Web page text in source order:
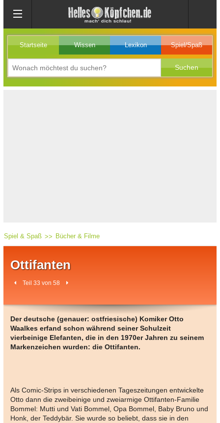
Startseite Wissen Lexikon Spiel/Spaß
Spiel & Spaß Bücher & Filme
Ottifanten
Teil 33 von 58
Der deutsche (genauer: ostfriesische) Komiker Otto
Waalkes erfand schon während seiner Schulzeit
vierbeinige Elefanten, die in den 1970er Jahren zu seinem
Markenzeichen wurden: die Ottifanten.
Als Comic-Strips in verschiedenen Tageszeitungen entwickelte
Otto dann die zweibeinige und zweiarmige Ottifanten-Familie
Bommel: Mutti und Vati Bommel, Opa Bommel, Baby Bruno und
Honk, der Teddybär. Sie wurde so beliebt, dass sie in den